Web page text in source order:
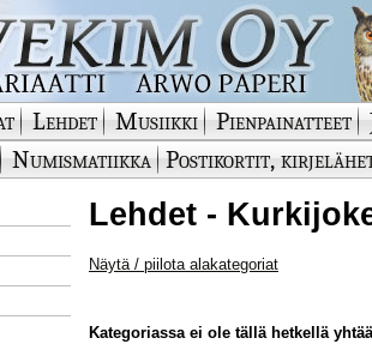
Lehdet Musiikki Pienpainatteet
Numismatiikka Postikortit,
Lehdet -
Näytä / piilota alakategoriat
Kategoriassa ei ole tällä hetkellä